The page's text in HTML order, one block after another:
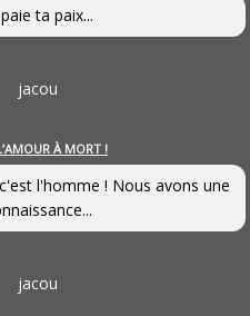
paie ta paix...
jacou
À MORT !
l'homme ! Nous avons une
jacou